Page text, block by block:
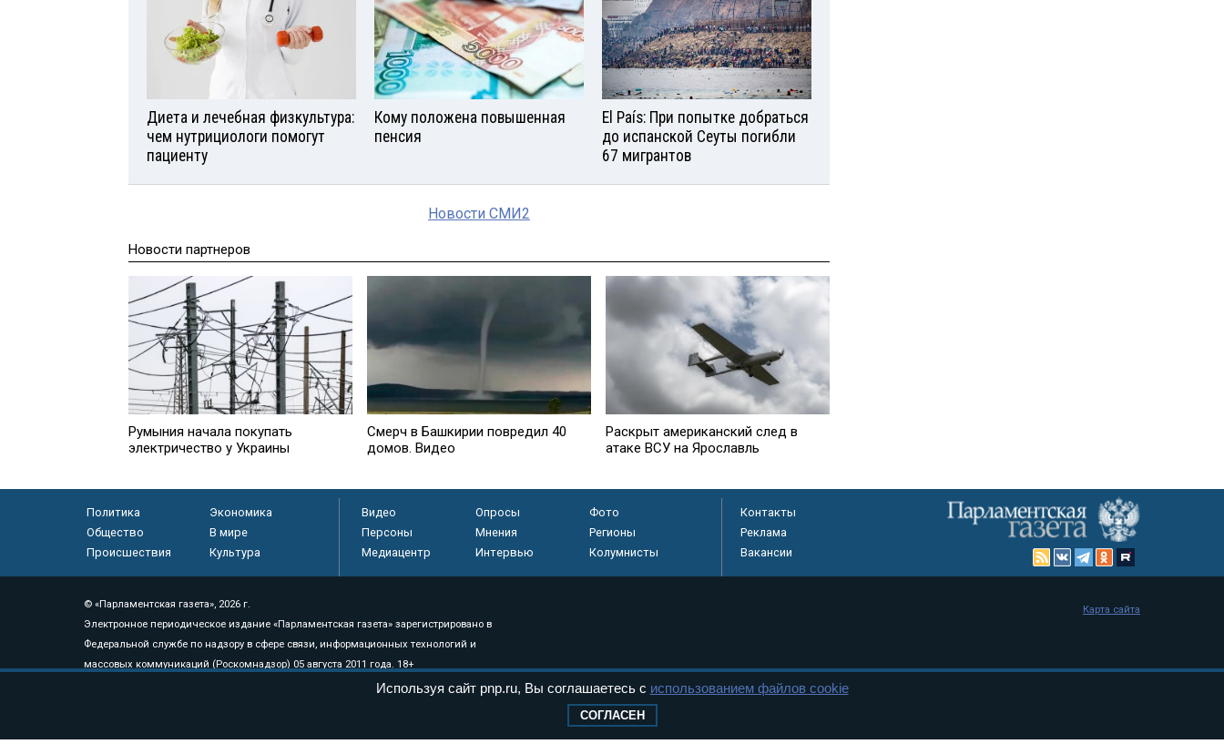
Диета и лечебная физкультура:
чем нутрициологи помогут
пациенту
Кому положена повышенная
пенсия
El País: При попытке добраться
до испанской Сеуты погибли
67 мигрантов
Новости СМИ2
Новости партнеров
Румыния начала покупать
электричество у Украины
Смерч в Башкирии повредил 40
домов. Видео
Раскрыт американский след в
атаке ВСУ на Ярославль
Политика
Экономика
Общество
В мире
Происшествия
Культура
Видео Опросы
Фото
Персоны
Мнения
Регионы
Медиацентр
Интервью Колумнисты
Контакты
Реклама
Вакансии
© «Парламентская газета», 2026 г.
Электронное периодическое издание «Парламентская газета» зарегистрировано в
Федеральной службе по надзору в сфере связи, информационных технологий и
массовых коммуникаций (Роскомнадзор) 05 августа 2011 года. 18+
Карта сайта
Используя сайт pnp.ru, Вы соглашаетесь с использованием файлов cookie
СОГЛАСЕН